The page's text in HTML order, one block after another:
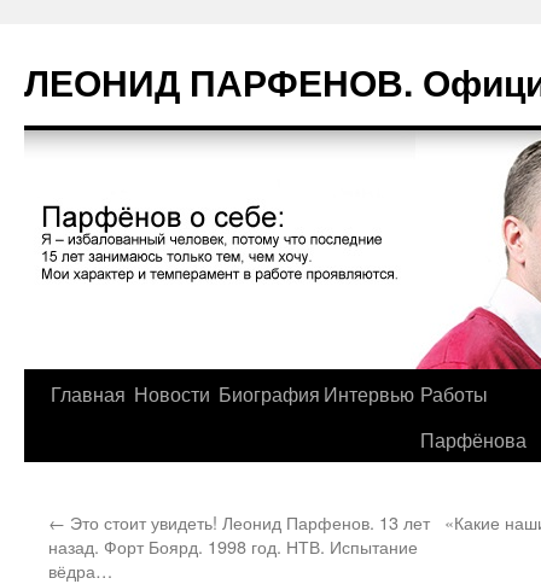
содержимому
ЛЕОНИД ПАРФЕНОВ.
Главная Новости Биография Интервью Работы
Парфёнова
← Это стоит увидеть! Леонид Парфенов. 13 лет
назад. Форт Боярд. 1998 год. НТВ. Испытание
вёдра…
«Какие